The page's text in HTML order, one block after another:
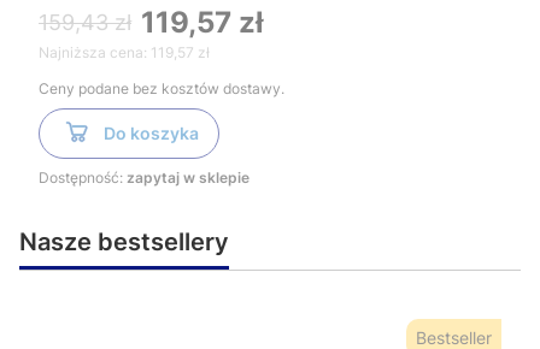
159,43 zł 119,57 zł
Najniższa cena: 119,57 zł
Ceny podane bez kosztów dostawy.
Do koszyka
Dostępność: zapytaj w sklepie
Nasze bestsellery
Bestseller